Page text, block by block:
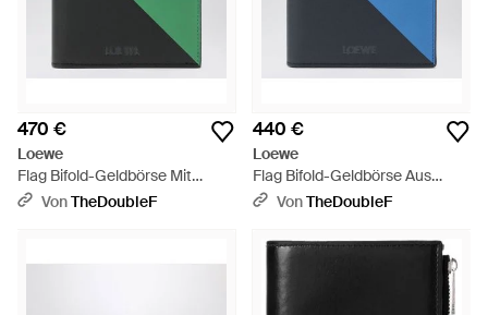
470 €
Loewe
Flag Bifold-Geldbörse Mit
Münzfach Aus Leder - Grün
VonTheDoubleF
440 €
Loewe
Flag Bifold-Geldbörse Aus
Leder - Blau
VonTheDoubleF